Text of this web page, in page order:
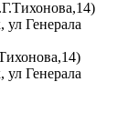
ул Генерала